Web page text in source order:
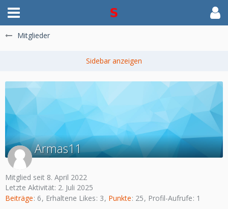
Mitglieder
Armas11
Mitglied seit 8. April 2022
Letzte Aktivität: 2. Juli 2025
Beiträge 6 Erhaltene Likes 3 Punkte 25 Profil-Aufrufe 1